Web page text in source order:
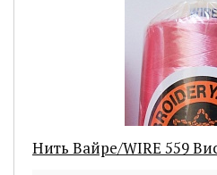
Нить Вайре/WIRE 559